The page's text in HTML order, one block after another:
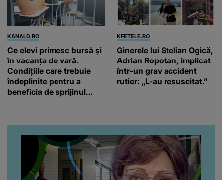
KANALD.RO
Ce elevi primesc bursă și
în vacanța de vară.
Condițiile care trebuie
îndeplinite pentru a
beneficia de sprijinul
KFETELE.RO
Ginerele lui Stelian Ogică,
Adrian Ropotan, implicat
într-un grav accident
rutier: „L-au resuscitat.”